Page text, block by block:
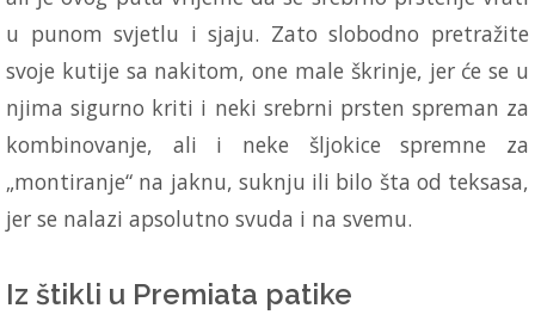
u punom svjetlu i sjaju. Zato slobodno pretražite
svoje kutije sa nakitom, one male škrinje, jer će se u
njima sigurno kriti i neki srebrni prsten spreman za
kombinovanje, ali i neke šljokice spremne za
„montiranje“ na jaknu, suknju ili bilo šta od teksasa,
jer se nalazi apsolutno svuda i na svemu.
Iz štikli u Premiata patike